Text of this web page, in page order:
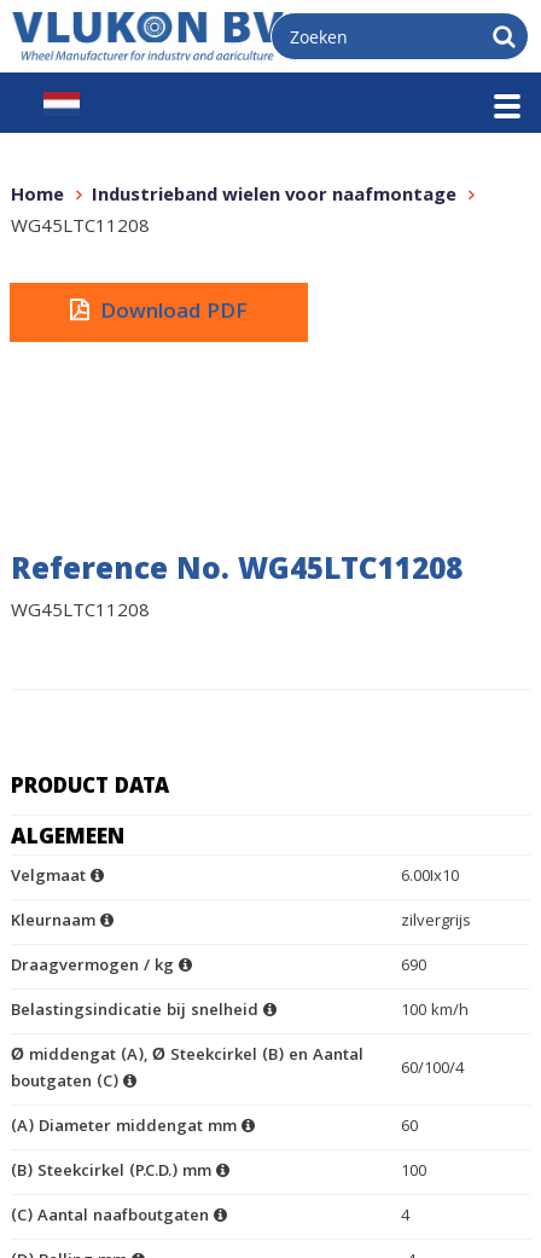
Home
Industrieband wielen voor naafmontage
WG45LTC11208
Download PDF
Reference No. WG45LTC11208
WG45LTC11208
PRODUCT DATA
ALGEMEEN
Velgmaat
6.00Ix10
Kleurnaam
zilvergrijs
Draagvermogen / kg
690
Belastingsindicatie bij snelheid
100 km/h
Ø middengat (A), Ø Steekcirkel (B) en Aantal
boutgaten (C)
60/100/4
(A) Diameter middengat mm
60
(B) Steekcirkel (P.C.D.) mm
100
(C) Aantal naafboutgaten
4